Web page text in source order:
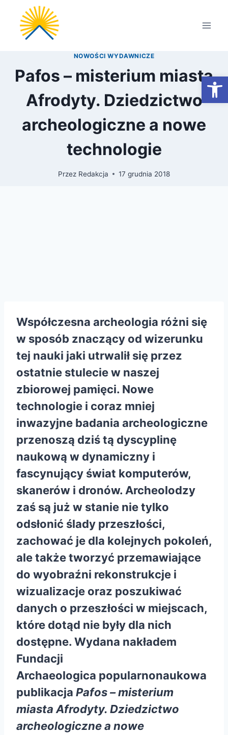
Przejdź
treści
NOWOŚCI WYDAWNICZE
Pafos – misterium miasta
Afrodyty. Dziedzictwo
archeologiczne a nowe
technologie
Przez Redakcja 17 grudnia 2018
Współczesna archeologia różni się
w sposób znaczący od wizerunku
tej nauki jaki utrwalił się przez
ostatnie stulecie w naszej
zbiorowej pamięci. Nowe
technologie i coraz mniej
inwazyjne badania archeologiczne
przenoszą dziś tą dyscyplinę
naukową w dynamiczny i
fascynujący świat komputerów,
skanerów i dronów. Archeolodzy
zaś są już w stanie nie tylko
odsłonić ślady przeszłości,
zachować je dla kolejnych pokoleń,
ale także tworzyć przemawiające
do wyobraźni rekonstrukcje i
wizualizacje oraz poszukiwać
danych o przeszłości w miejscach,
które dotąd nie były dla nich
dostępne. Wydana nakładem
Fundacji
Archaeologica popularnonaukowa
publikacja Pafos – misterium
miasta Afrodyty. Dziedzictwo
archeologiczne a nowe